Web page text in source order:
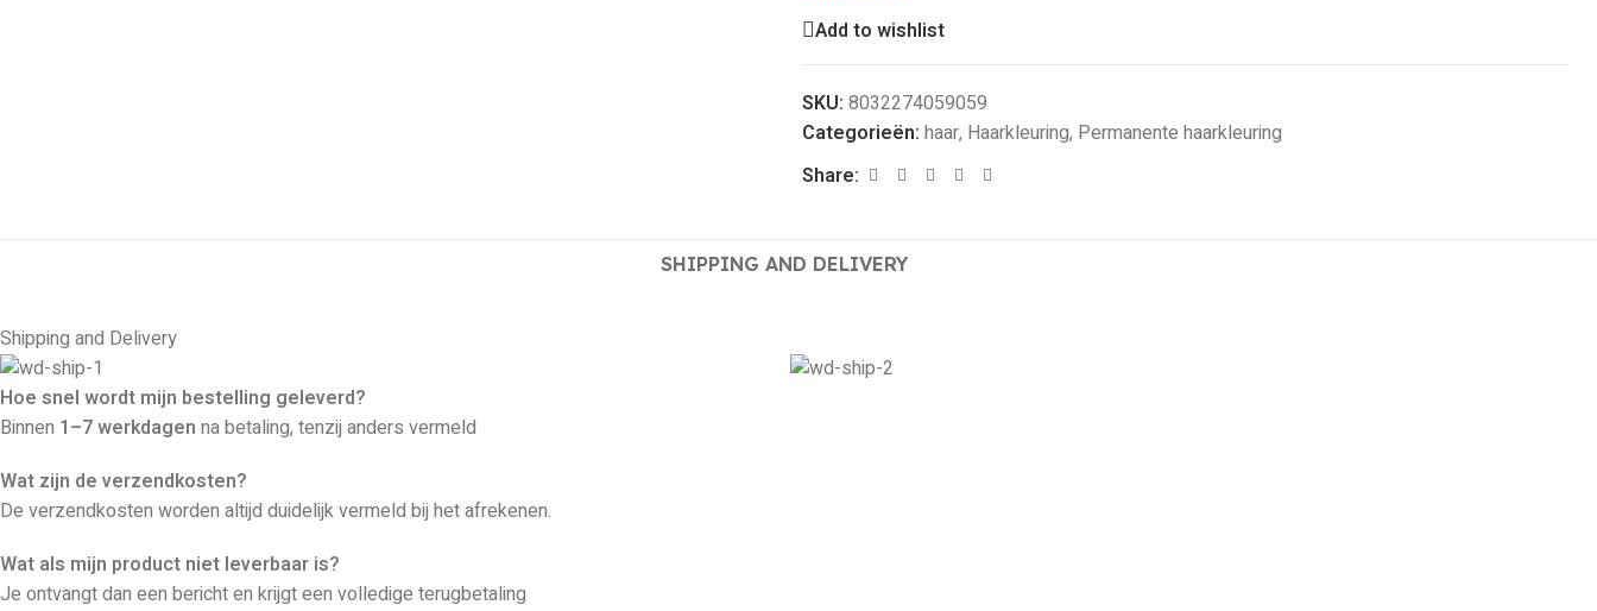
Add to wishlist
SKU: 8032274059059
Categorieën: haar, Haarkleuring, Permanente haarkleuring
Share:
SHIPPING AND DELIVERY
Shipping and Delivery
Hoe snel wordt mijn bestelling geleverd?
Binnen 1–7 werkdagen na betaling, tenzij anders vermeld
Wat zijn de verzendkosten?
De verzendkosten worden altijd duidelijk vermeld bij het afrekenen.
Wat als mijn product niet leverbaar is?
Je ontvangt dan een bericht en krijgt een volledige terugbetaling